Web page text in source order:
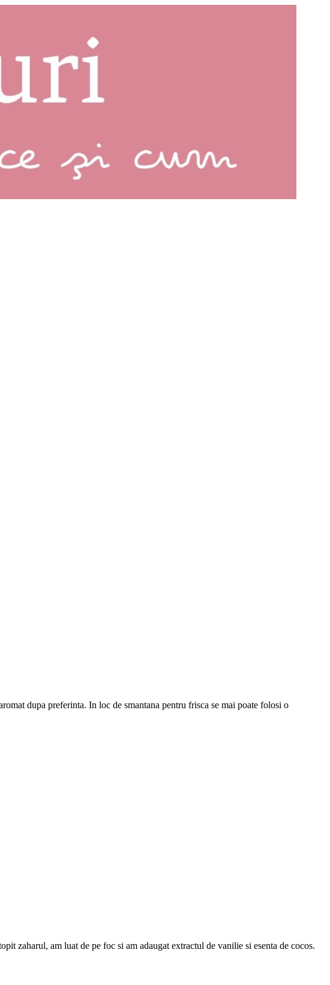
dupa preferinta. In loc de smantana pentru frisca se mai poate folosi o
zaharul, am luat de pe foc si am adaugat extractul de vanilie si esenta de cocos.